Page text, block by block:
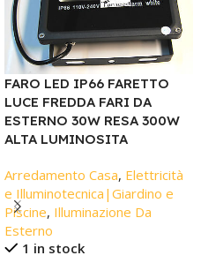
FARO LED IP66 FARETTO
LUCE FREDDA FARI DA
ESTERNO 30W RESA 300W
ALTA LUMINOSITA
Arredamento Casa, Elettricità
e Illuminotecnica|Giardino e
Piscine, Illuminazione Da
Esterno
1 in stock